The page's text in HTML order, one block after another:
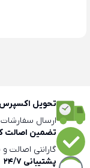
تحویل
ارسال
تضمین اصالت
گارانتی اصالت
پشتیبانی 24/7